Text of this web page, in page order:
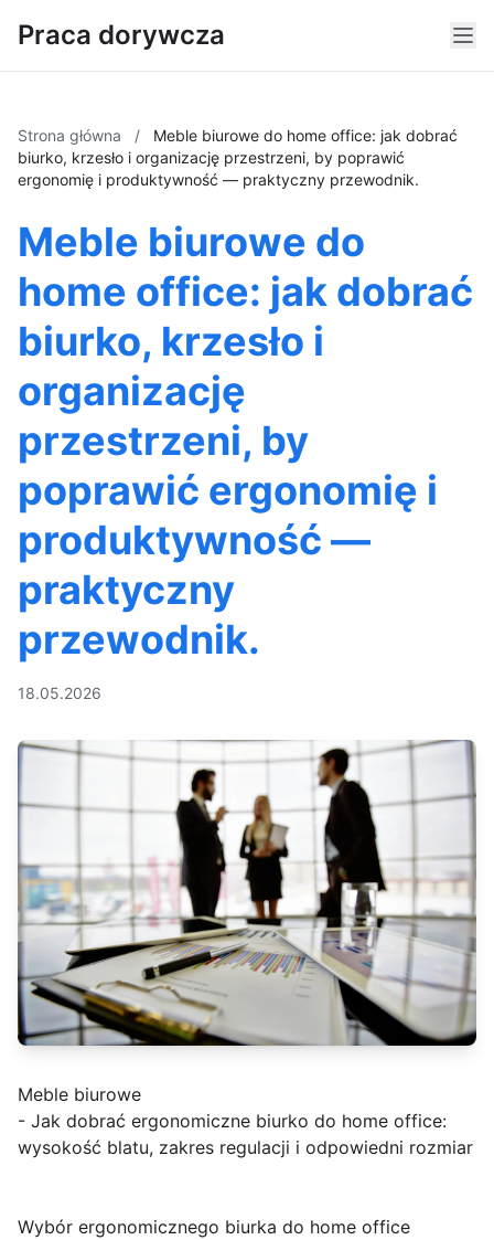
Praca dorywcza
Strona główna /
Meble biurowe do home office: jak dobrać
biurko, krzesło i organizację przestrzeni, by poprawić
ergonomię i produktywność — praktyczny przewodnik.
Meble biurowe do
home office: jak dobrać
biurko, krzesło i
organizację
przestrzeni, by
poprawić ergonomię i
produktywność —
praktyczny
przewodnik.
18.05.2026
Meble biurowe
- Jak dobrać ergonomiczne biurko do home office:
wysokość blatu, zakres regulacji i odpowiedni rozmiar
Wybór ergonomicznego biurka do home office